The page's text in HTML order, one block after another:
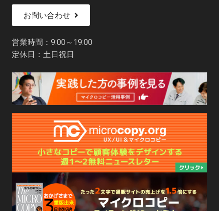
お問い合わせ
営業時間：9:00～19:00
定休日：土日祝日